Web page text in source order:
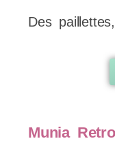
Des
Munia Retro